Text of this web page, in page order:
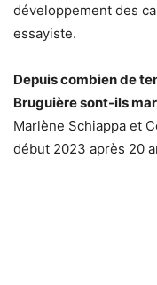
développement des
essayiste.
Depuis combien de
Bruguière sont-ils
Marlène Schiappa et
début 2023 après 20